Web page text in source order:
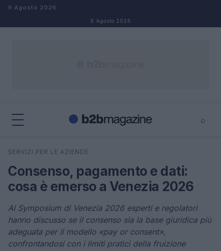
Salta al contenuto
9 Agosto 2026
9 Agosto 2026
⌕
Cerca
SERVIZI PER LE AZIENDE
Consenso, pagamento e dati:
cosa è emerso a Venezia 2026
Al Symposium di Venezia 2026 esperti e regolatori
hanno discusso se il consenso sia la base giuridica più
adeguata per il modello «pay or consent»,
confrontandosi con i limiti pratici della fruizione